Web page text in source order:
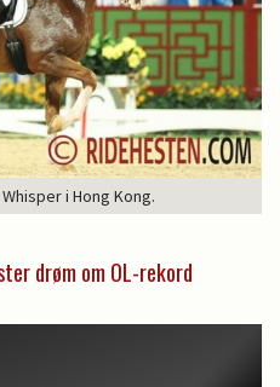
i Hong Kong.
drøm om OL-rekord